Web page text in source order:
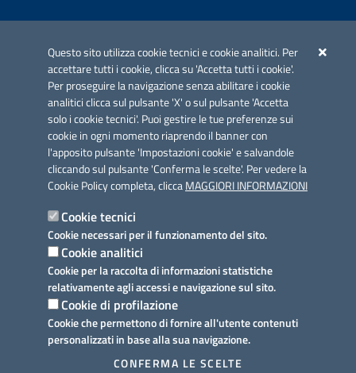
Questo sito utilizza cookie tecnici e cookie analitici. Per
accettare tutti i cookie, clicca su 'Accetta tutti i cookie'.
Per proseguire la navigazione senza abilitare i cookie
analitici clicca sul pulsante 'X' o sul pulsante 'Accetta
solo i cookie tecnici'. Puoi gestire le tue preferenze sui
cookie in ogni momento riaprendo il banner con
l'apposito pulsante 'Impostazioni cookie' e salvandole
cliccando sul pulsante 'Conferma le scelte'. Per vedere la
Cookie Policy completa, cliccaMAGGIORI INFORMAZIONI
Cookie tecnici
Cookie necessari per il funzionamento del sito.
Cookie analitici
Cookie per la raccolta di informazioni statistiche
relativamente agli accessi e navigazione sul sito.
Cookie di profilazione
Cookie che permettono di fornire all'utente contenuti
personalizzati in base alla sua navigazione.
CONFERMA LE SCELTE
Azione 2.3.
Link utili
Informativa privacy
Dichiarazione di accessibilità
Note legali
Domande frequenti
Richiesta assistenza
Prenotazione appuntamento